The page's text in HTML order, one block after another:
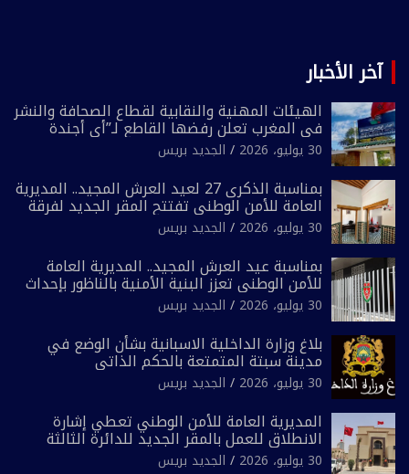
آخر الأخبار
الهيئات المهنية والنقابية لقطاع الصحافة والنشر
في المغرب تعلن رفضها القاطع لـ”أي أجندة
انتخابية مُعدة على مقاس سياسي ومصلحي
ضيق”
30 يوليو، 2026 الجديد بريس
بمناسبة الذكرى 27 لعيد العرش المجيد.. المديرية
العامة للأمن الوطني تفتتح المقر الجديد لفرقة
الشرطة السياحية بفاس
30 يوليو، 2026 الجديد بريس
بمناسبة عيد العرش المجيد.. المديرية العامة
للأمن الوطني تعزز البنية الأمنية بالناظور بإحداث
فرقتين جديدتين
30 يوليو، 2026 الجديد بريس
بلاغ وزارة الداخلية الاسبانية بشأن الوضع في
مدينة سبتة المتمتعة بالحكم الذاتي
30 يوليو، 2026 الجديد بريس
المديرية العامة للأمن الوطني تعطي إشارة
الانطلاق للعمل بالمقر الجديد للدائرة الثالثة
للشرطة بولاية أمن العيون
30 يوليو، 2026 الجديد بريس